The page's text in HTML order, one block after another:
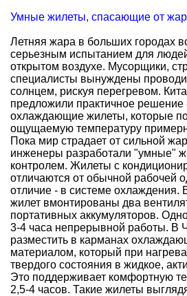
Умные жилеты, спасающие от
Летняя жара в больших городах
серьезным испытанием для
открытом воздухе. Мусорщики,
специалисты вынуждены
солнцем, рискуя перегревом.
предложили практичное
охлаждающие жилеты, которые
ощущаемую температуру
Пока мир страдает от сильной
инженеры разработали "умные"
контролем. Жилеты с
отличаются от обычной рабочей
отличие - в системе охлаждения.
жилет вмонтированы два
портативных аккумуляторов.
3-4 часа непрерывной работы. В
разместить в карманах
материалом, который при
твердого состояния в жидкое,
Это поддерживает комфортную
2,5-4 часов. Такие жилеты